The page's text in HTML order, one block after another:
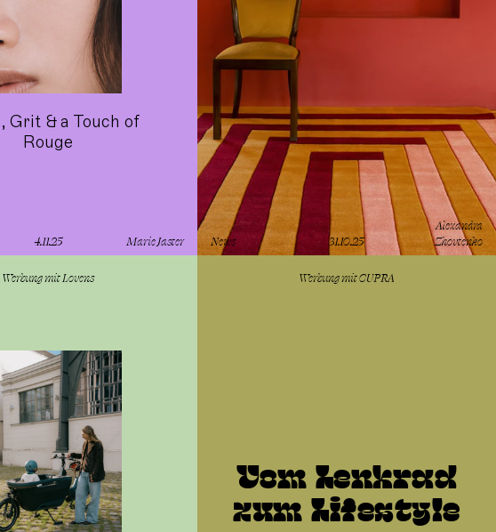
Grit & a Touch of
Rouge
4.11.25 Marie Jaster News 31.10.25
Alexandra
Zhovtenko
Werbung mitLovens
Vom Lenkrad
zum Lifestyle
Werbung mitCUPRA